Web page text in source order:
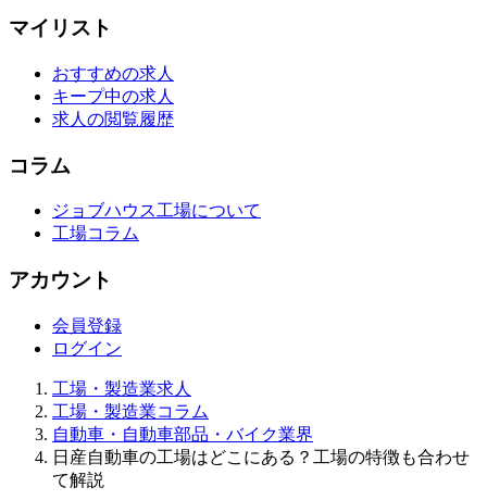
マイリスト
おすすめの求人
キープ中の求人
求人の閲覧履歴
コラム
ジョブハウス工場について
工場コラム
アカウント
会員登録
ログイン
工場・製造業求人
工場・製造業コラム
自動車・自動車部品・バイク業界
日産自動車の工場はどこにある？工場の特徴も合わせ
て解説